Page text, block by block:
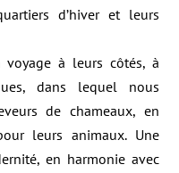
d’hiver et leurs
à leurs côtés, à
dans lequel nous
de chameaux, en
leurs animaux. Une
en harmonie avec